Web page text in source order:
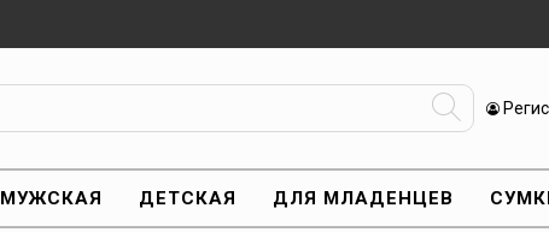
МУЖСКАЯ ДЕТСКАЯ ДЛЯ МЛАДЕНЦЕВ